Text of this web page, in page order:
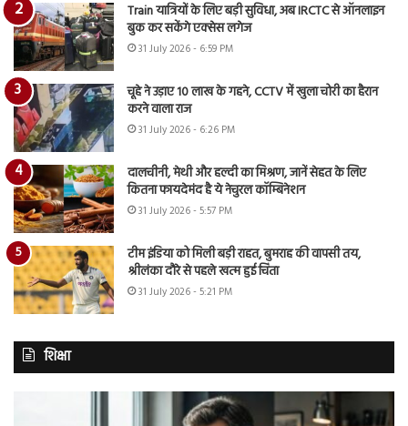
Train यात्रियों के लिए बड़ी सुविधा, अब IRCTC से ऑनलाइन
बुक कर सकेंगे एक्सेस लगेज
31 July 2026 - 6:59 PM
चूहे ने उड़ाए 10 लाख के गहने, CCTV में खुला चोरी का हैरान
करने वाला राज
31 July 2026 - 6:26 PM
दालचीनी, मेथी और हल्दी का मिश्रण, जानें सेहत के लिए
कितना फायदेमंद है ये नेचुरल कॉम्बिनेशन
31 July 2026 - 5:57 PM
टीम इंडिया को मिली बड़ी राहत, बुमराह की वापसी तय,
श्रीलंका दौरे से पहले खत्म हुई चिंता
31 July 2026 - 5:21 PM
शिक्षा